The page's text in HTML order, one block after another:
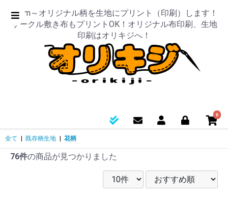
50cm～オリジナル柄を生地にプリント（印刷）します！
サークル敷き布もプリントOK！オリジナル布印刷、生地
印刷はオリキジへ！
0
全て 既存柄生地 花柄
76件の商品が見つかりました